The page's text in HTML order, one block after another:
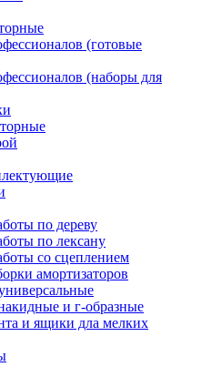
(готовые
(наборы для
по дереву
по лексану
со сцеплением
амортизаторов
и г-образные
и ящики дла мелких